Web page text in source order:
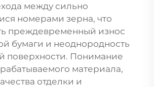
между сильно
номерами зерна, что
преждевременный износ
бумаги и неоднородность
поверхности. Понимание
материала,
отделки и